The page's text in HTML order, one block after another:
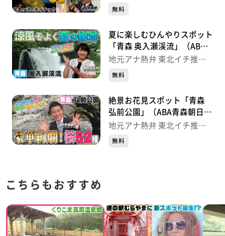
（https://moyahills.jp/）
・酸ヶ湯温泉（https://sukayu.jp/）
・城ヶ倉温泉（https://www.jogakura.com/）
※冬期間の営業については変更の場合があります。最新
情報は各種HPでご確認ください。
弁 東北イチ推しッ！】
ッ！
無料
夏に楽しむひんやりスポット
「青森 奥入瀬渓流」（ABA
青森朝日放送／中村かさねア
東北イチ推しッ！】
地元アナ熱弁 東北イチ推し
ッ！
無料
絶景お花見スポット「青森
弘前公園」（ABA青森朝日放
送／中井アナウンサー）【地
ッ！】
地元アナ熱弁 東北イチ推し
ッ！
無料
こちらもおすすめ